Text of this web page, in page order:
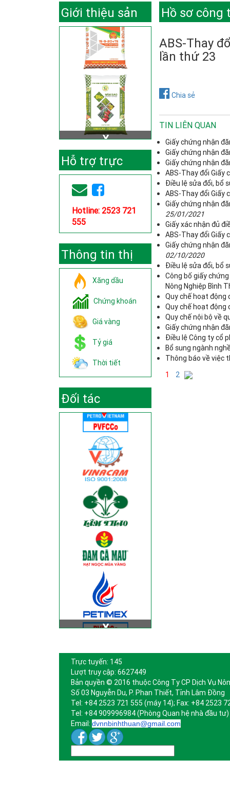
Giới thiệu sản
phẩm
Hỗ trợ trực
tuyến
Hotline: 2523 721
555
Thông tin thị
trườngXăng dầu
Chứng khoán
Giá vàng
Tỷ giá
Thời tiết
Đối tác
Hồ sơ công
ABS-Thay
lần thứ 23
Chia sẻ
TIN LIÊN QUAN
Giấy chứng nhận
Giấy chứng nhận
Giấy chứng nhận
ABS-Thay đổi Giấy
Điều lệ sửa đổi, bổ
ABS-Thay đổi Giấy
Giấy chứng nhận
25/01/2021
Giấy xác nhận đủ
ABS-Thay đổi Giấy
Giấy chứng nhận
02/10/2020
Điều lệ sửa đổi, bổ
Công bố giấy
Nông Nghiệp Bình
Quy chế hoạt động
Quy chế hoạt động
Quy chế nội bộ về
Giấy chứng nhận
Điều lệ Công ty cổ
Bổ sung ngành
Thông báo về việc
1
2
Trực tuyến: 145
Lượt truy cập: 6627449
Bản quyền © 2016 thuộc Công Ty CP Dịch Vụ
Số 03 Nguyễn Du, P. Phan Thiết, Tỉnh Lâm Đồng
Tel: +84 2523 721 555 (máy 14); Fax: +84 2523
Tel: +84 909996984 (Phòng Quan hệ nhà đầu tư)
Email: dvnnbinhthuan@gmail.com